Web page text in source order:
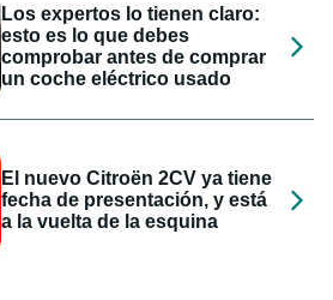
Los expertos lo tienen claro:
esto es lo que debes
comprobar antes de comprar
un coche eléctrico usado
El nuevo Citroën 2CV ya tiene
fecha de presentación, y está
a la vuelta de la esquina